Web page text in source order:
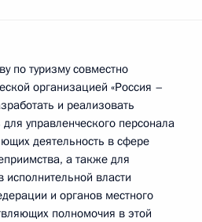
по туризму совместно
организацией «Россия –
и реализовать
управленческого персонала
деятельность в сфере
а также для
власти
и органов местного
полномочия в этой